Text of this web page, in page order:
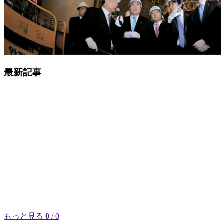
最新記事
もっと見る 0 / 0